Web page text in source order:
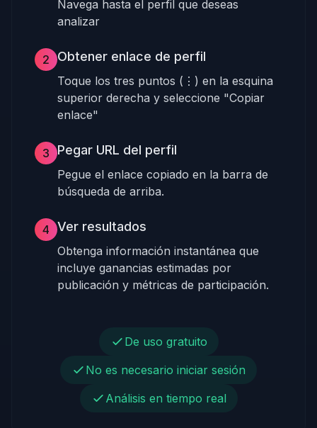
Navega hasta el perfil que deseas
analizar
2 Obtener enlace de perfil
Toque los tres puntos (⋮) en la esquina
superior derecha y seleccione "Copiar
enlace"
3 Pegar URL del perfil
Pegue el enlace copiado en la barra de
búsqueda de arriba.
4 Ver resultados
Obtenga información instantánea que
incluye ganancias estimadas por
publicación y métricas de participación.
De uso gratuito
No es necesario iniciar sesión
Análisis en tiempo real